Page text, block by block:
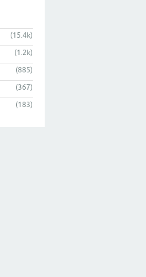
(15.4k)
(1.2k)
(885)
(367)
(183)